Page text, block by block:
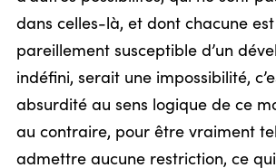
dans celles-là, et dont chacune est
pareillement susceptible d’un
indéfini, serait une impossibilité,
absurdité au sens logique de ce
au contraire, pour être vraiment
admettre aucune restriction, ce qui